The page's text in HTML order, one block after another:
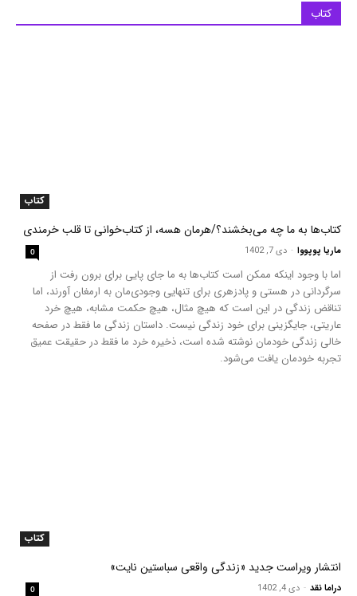
کتاب
کتاب
کتاب‌ها به ما چه می‌بخشند؟/هرمان هسه، از کتاب‌خوانی تا قلب خرمندی
ماریا پوپووا - دی 7, 1402 0
اما با وجود اینکه ممکن است کتاب‌ها به ما جای پایی برای برون رفت از
سرگردانی در هستی و پادزهری برای تنهایی وجودی‌مان به ارمغان آورند، اما
تناقض زندگی در این است که هیچ مثال، هیچ حکمت مشابه، هیچ خرد
عاریتی، جایگزینی برای خود زندگی نیست. داستان زندگی ما فقط در صفحه
خالی زندگی خودمان نوشته شده است، ذخیره خرد ما فقط در حقیقت عمیق
تجربه خودمان یافت می‌شود.
کتاب
انتشار ویراست جدید «زندگی واقعی سباستین نایت»
دراما نقد - دی 4, 1402 0